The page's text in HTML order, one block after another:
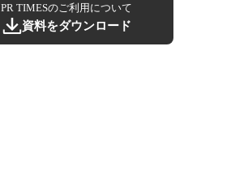
PR TIMESのご利用について
資料をダウンロード